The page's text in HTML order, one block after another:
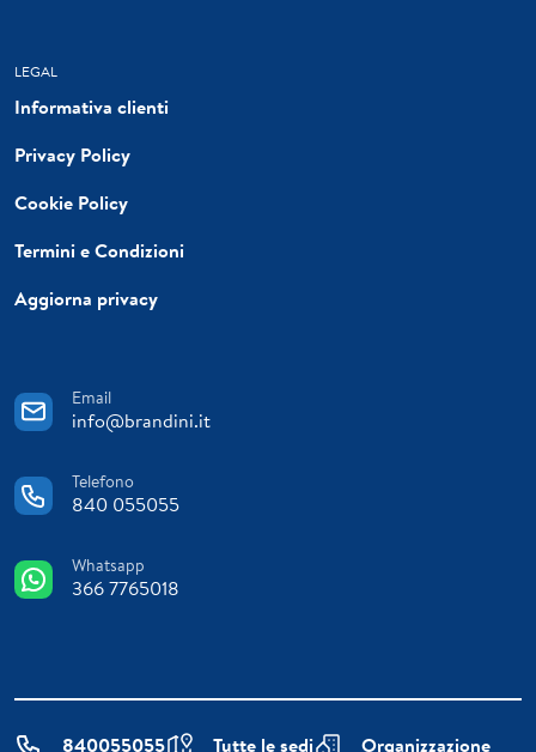
LEGAL
Informativa clienti
Privacy Policy
Cookie Policy
Termini e Condizioni
Aggiorna privacy
Email
info@brandini.it
Telefono
840 055055
Whatsapp
366 7765018
840055055 Tutte le sedi Organizzazione